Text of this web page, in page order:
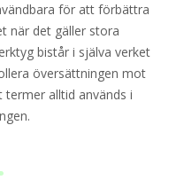
för att förbättra
när det gäller stora
bistår i själva verket
översättningen mot
alltid används i